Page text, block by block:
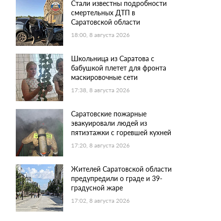
Стали известны подробности
смертельных ДТП в
Саратовской области
18:00, 8 августа 2026
Школьница из Саратова с
бабушкой плетет для фронта
маскировочные сети
17:38, 8 августа 2026
Саратовские пожарные
эвакуировали людей из
пятиэтажки с горевшей кухней
17:20, 8 августа 2026
Жителей Саратовской области
предупредили о граде и 39-
градусной жаре
17:02, 8 августа 2026